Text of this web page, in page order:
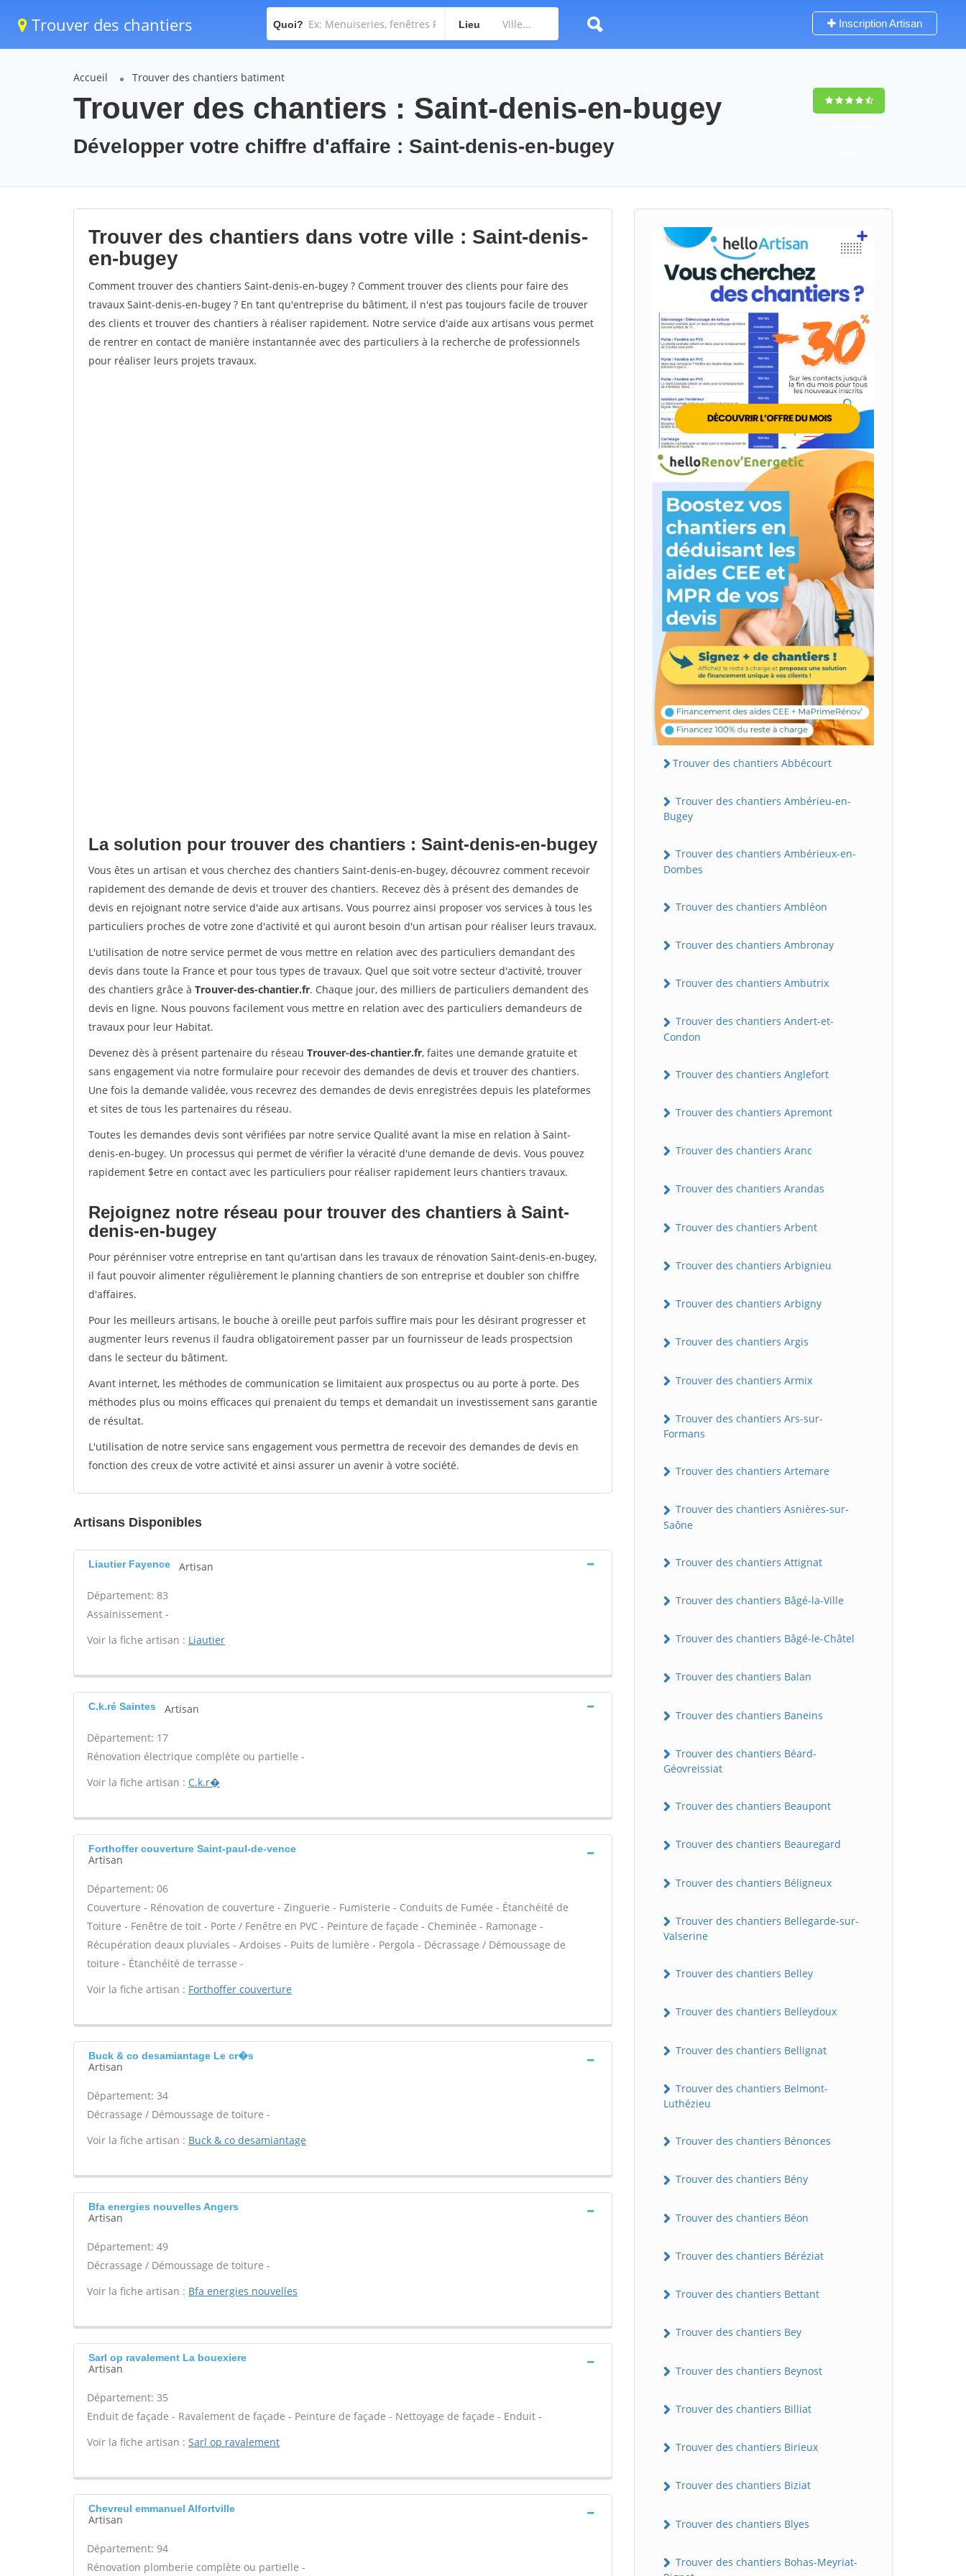
Trouver des chantiers Quoi? Lieu Inscription Artisan
Accueil Trouver des chantiers batiment
Trouver des chantiers : Saint-denis-en-bugey
Développer votre chiffre d'affaire : Saint-denis-en-bugey
Trouver des chantiers dans votre ville : Saint-denis-
en-bugey
Comment trouver des chantiers Saint-denis-en-bugey ? Comment trouver des clients pour faire des
travaux Saint-denis-en-bugey ? En tant qu'entreprise du bâtiment, il n'est pas toujours facile de trouver
des clients et trouver des chantiers à réaliser rapidement. Notre service d'aide aux artisans vous permet
de rentrer en contact de manière instantannée avec des particuliers à la recherche de professionnels
pour réaliser leurs projets travaux.
La solution pour trouver des chantiers : Saint-denis-en-bugey
Vous êtes un artisan et vous cherchez des chantiers Saint-denis-en-bugey, découvrez comment recevoir
rapidement des demande de devis et trouver des chantiers. Recevez dès à présent des demandes de
devis en rejoignant notre service d'aide aux artisans. Vous pourrez ainsi proposer vos services à tous les
particuliers proches de votre zone d'activité et qui auront besoin d'un artisan pour réaliser leurs travaux.
L'utilisation de notre service permet de vous mettre en relation avec des particuliers demandant des
devis dans toute la France et pour tous types de travaux. Quel que soit votre secteur d'activité, trouver
des chantiers grâce à Trouver-des-chantier.fr. Chaque jour, des milliers de particuliers demandent des
devis en ligne. Nous pouvons facilement vous mettre en relation avec des particuliers demandeurs de
travaux pour leur Habitat.
Devenez dès à présent partenaire du réseau Trouver-des-chantier.fr, faites une demande gratuite et
sans engagement via notre formulaire pour recevoir des demandes de devis et trouver des chantiers.
Une fois la demande validée, vous recevrez des demandes de devis enregistrées depuis les plateformes
et sites de tous les partenaires du réseau.
Toutes les demandes devis sont vérifiées par notre service Qualité avant la mise en relation à Saint-
denis-en-bugey. Un processus qui permet de vérifier la véracité d'une demande de devis. Vous pouvez
rapidement $etre en contact avec les particuliers pour réaliser rapidement leurs chantiers travaux.
Rejoignez notre réseau pour trouver des chantiers à Saint-
denis-en-bugey
Pour pérénniser votre entreprise en tant qu'artisan dans les travaux de rénovation Saint-denis-en-bugey,
il faut pouvoir alimenter régulièrement le planning chantiers de son entreprise et doubler son chiffre
d'affaires.
Pour les meilleurs artisans, le bouche à oreille peut parfois suffire mais pour les désirant progresser et
augmenter leurs revenus il faudra obligatoirement passer par un fournisseur de leads prospectsion
dans le secteur du bâtiment.
Avant internet, les méthodes de communication se limitaient aux prospectus ou au porte à porte. Des
méthodes plus ou moins efficaces qui prenaient du temps et demandait un investissement sans garantie
de résultat.
L'utilisation de notre service sans engagement vous permettra de recevoir des demandes de devis en
fonction des creux de votre activité et ainsi assurer un avenir à votre société.
Artisans Disponibles
Liautier Fayence Artisan
Département: 83
Assainissement -
Voir la fiche artisan : Liautier
C.k.ré Saintes Artisan
Département: 17
Rénovation électrique complète ou partielle -
Voir la fiche artisan : C.k.r�
Forthoffer couverture Saint-paul-de-vence
Artisan
Département: 06
Couverture - Rénovation de couverture - Zinguerie - Fumisterie - Conduits de Fumée - Étanchéité de
Toiture - Fenêtre de toit - Porte / Fenêtre en PVC - Peinture de façade - Cheminée - Ramonage -
Récupération deaux pluviales - Ardoises - Puits de lumière - Pergola - Décrassage / Démoussage de
toiture - Étanchéité de terrasse -
Voir la fiche artisan : Forthoffer couverture
Buck & co desamiantage Le cr�s
Artisan
Département: 34
Décrassage / Démoussage de toiture -
Voir la fiche artisan : Buck & co desamiantage
Bfa energies nouvelles Angers
Artisan
Département: 49
Décrassage / Démoussage de toiture -
Voir la fiche artisan : Bfa energies nouvelles
Sarl op ravalement La bouexiere
Artisan
Département: 35
Enduit de façade - Ravalement de façade - Peinture de façade - Nettoyage de façade - Enduit -
Voir la fiche artisan : Sarl op ravalement
Chevreul emmanuel Alfortville
Artisan
Département: 94
Rénovation plomberie complète ou partielle -
Trouver des chantiers Abbécourt
Trouver des chantiers Ambérieu-en-
Bugey
Trouver des chantiers Ambérieux-en-
Dombes
Trouver des chantiers Ambléon
Trouver des chantiers Ambronay
Trouver des chantiers Ambutrix
Trouver des chantiers Andert-et-
Condon
Trouver des chantiers Anglefort
Trouver des chantiers Apremont
Trouver des chantiers Aranc
Trouver des chantiers Arandas
Trouver des chantiers Arbent
Trouver des chantiers Arbignieu
Trouver des chantiers Arbigny
Trouver des chantiers Argis
Trouver des chantiers Armix
Trouver des chantiers Ars-sur-
Formans
Trouver des chantiers Artemare
Trouver des chantiers Asnières-sur-
Saône
Trouver des chantiers Attignat
Trouver des chantiers Bâgé-la-Ville
Trouver des chantiers Bâgé-le-Châtel
Trouver des chantiers Balan
Trouver des chantiers Baneins
Trouver des chantiers Béard-
Géovreissiat
Trouver des chantiers Beaupont
Trouver des chantiers Beauregard
Trouver des chantiers Béligneux
Trouver des chantiers Bellegarde-sur-
Valserine
Trouver des chantiers Belley
Trouver des chantiers Belleydoux
Trouver des chantiers Bellignat
Trouver des chantiers Belmont-
Luthézieu
Trouver des chantiers Bénonces
Trouver des chantiers Bény
Trouver des chantiers Béon
Trouver des chantiers Béréziat
Trouver des chantiers Bettant
Trouver des chantiers Bey
Trouver des chantiers Beynost
Trouver des chantiers Billiat
Trouver des chantiers Birieux
Trouver des chantiers Biziat
Trouver des chantiers Blyes
Trouver des chantiers Bohas-Meyriat-